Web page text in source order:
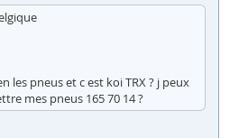
les pneus et c est koi TRX ? j peux
mes pneus 165 70 14 ?